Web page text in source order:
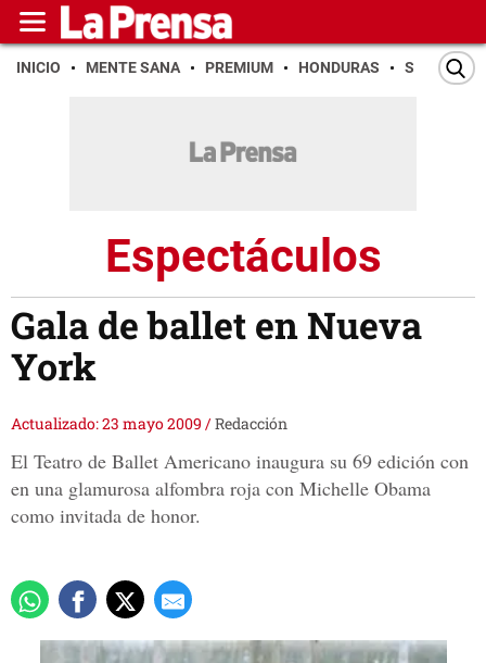
INICIO MENTE SANA PREMIUM HONDURAS SAN PEDRO
Espectáculos
Gala de ballet en Nueva
York
Actualizado: 23 mayo 2009 /Redacción
El Teatro de Ballet Americano inaugura su 69 edición con
en una glamurosa alfombra roja con Michelle Obama
como invitada de honor.